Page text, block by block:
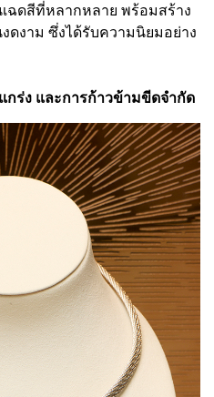
เฉดสีที่หลากหลาย พร้อมสร้าง
ดงาม ซึ่งได้รับความนิยมอย่าง
ร่ง และการก้าวข้ามขีดจำกัด